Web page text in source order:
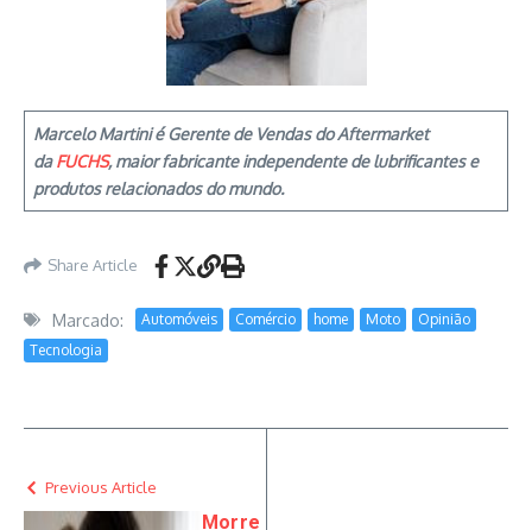
Marcelo Martini é Gerente de Vendas do Aftermarket
daFUCHS, maior fabricante independente de lubrificantes e
produtos relacionados do mundo.
Share Article
Marcado: Automóveis Comércio home Moto
Opinião
Tecnologia
Previous Article
Morre